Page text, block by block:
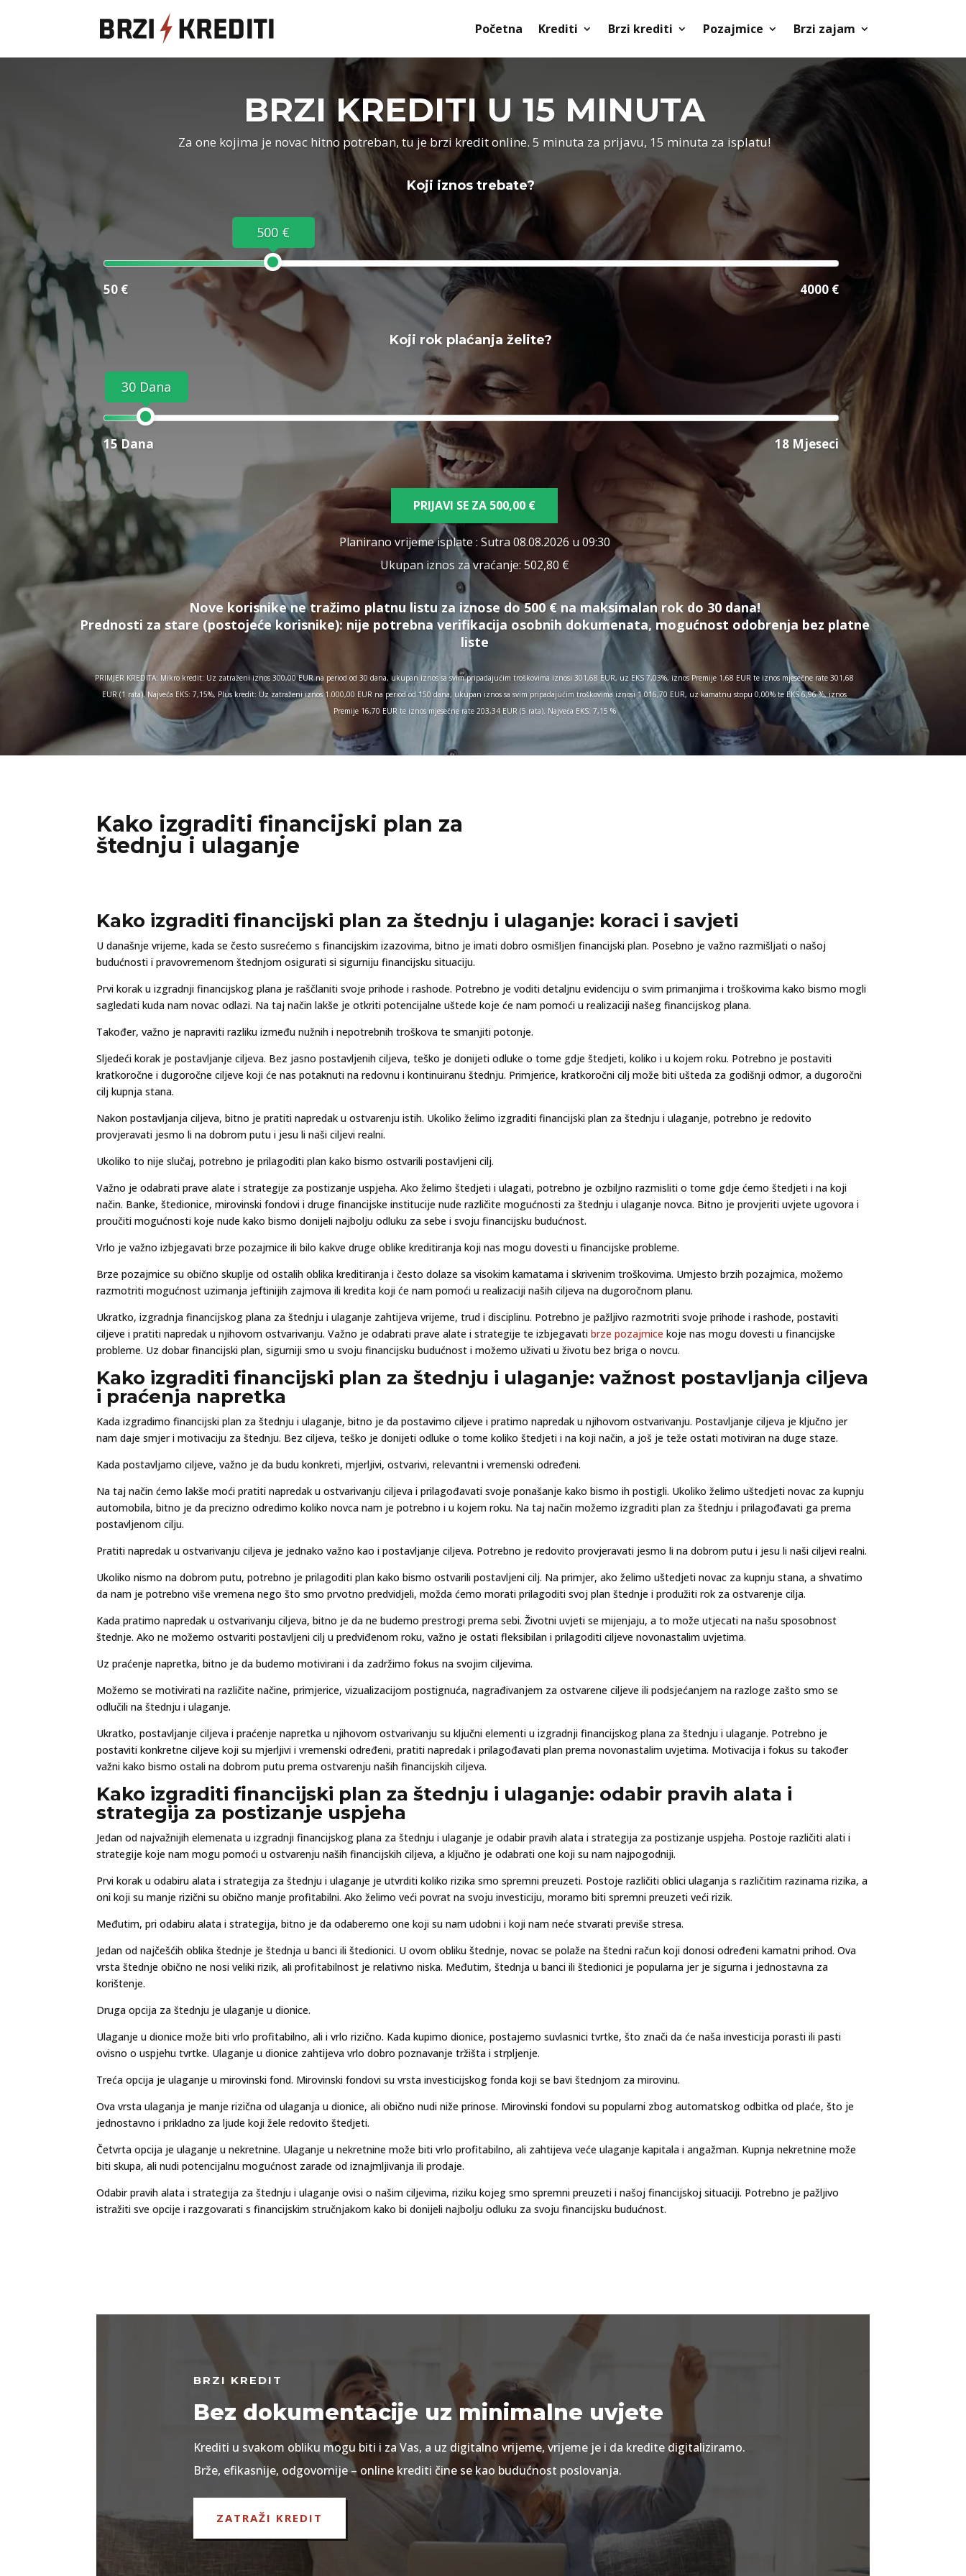
Početna Krediti Brzi krediti Pozajmice Brzi zajam
BRZI KREDITI U 15 MINUTA
Za one kojima je novac hitno potreban, tu je brzi kredit online. 5 minuta za prijavu, 15 minuta za isplatu!
Koji iznos trebate?
500 €
50 € 4000 €
Koji rok plaćanja želite?
30 Dana
15 Dana 18 Mjeseci
PRIJAVI SE ZA 500,00 €
Planirano vrijeme isplate : Sutra 08.08.2026 u 09:30
Ukupan iznos za vraćanje: 502,80 €
Nove korisnike ne tražimo platnu listu za iznose do 500 € na maksimalan rok do 30 dana!
Prednosti za stare (postojeće korisnike): nije potrebna verifikacija osobnih dokumenata, mogućnost odobrenja bez platne
liste
PRIMJER KREDITA: Mikro kredit: Uz zatraženi iznos 300,00 EUR na period od 30 dana, ukupan iznos sa svim pripadajućim troškovima iznosi 301,68 EUR, uz EKS 7,03%, iznos Premije 1,68 EUR te iznos mjesečne rate 301,68
EUR (1 rata). Najveća EKS: 7,15%, Plus kredit: Uz zatraženi iznos 1.000,00 EUR na period od 150 dana, ukupan iznos sa svim pripadajućim troškovima iznosi 1.016,70 EUR, uz kamatnu stopu 0,00% te EKS 6,96 %, iznos
Premije 16,70 EUR te iznos mjesečne rate 203,34 EUR (5 rata). Najveća EKS: 7,15 %
Kako izgraditi financijski plan za
štednju i ulaganje
Kako izgraditi financijski plan za štednju i ulaganje: koraci i savjeti
U današnje vrijeme, kada se često susrećemo s financijskim izazovima, bitno je imati dobro osmišljen financijski plan. Posebno je važno razmišljati o našoj
budućnosti i pravovremenom štednjom osigurati si sigurniju financijsku situaciju.
Prvi korak u izgradnji financijskog plana je raščlaniti svoje prihode i rashode. Potrebno je voditi detaljnu evidenciju o svim primanjima i troškovima kako bismo mogli
sagledati kuda nam novac odlazi. Na taj način lakše je otkriti potencijalne uštede koje će nam pomoći u realizaciji našeg financijskog plana.
Također, važno je napraviti razliku između nužnih i nepotrebnih troškova te smanjiti potonje.
Sljedeći korak je postavljanje ciljeva. Bez jasno postavljenih ciljeva, teško je donijeti odluke o tome gdje štedjeti, koliko i u kojem roku. Potrebno je postaviti
kratkoročne i dugoročne ciljeve koji će nas potaknuti na redovnu i kontinuiranu štednju. Primjerice, kratkoročni cilj može biti ušteda za godišnji odmor, a dugoročni
cilj kupnja stana.
Nakon postavljanja ciljeva, bitno je pratiti napredak u ostvarenju istih. Ukoliko želimo izgraditi financijski plan za štednju i ulaganje, potrebno je redovito
provjeravati jesmo li na dobrom putu i jesu li naši ciljevi realni.
Ukoliko to nije slučaj, potrebno je prilagoditi plan kako bismo ostvarili postavljeni cilj.
Važno je odabrati prave alate i strategije za postizanje uspjeha. Ako želimo štedjeti i ulagati, potrebno je ozbiljno razmisliti o tome gdje ćemo štedjeti i na koji
način. Banke, štedionice, mirovinski fondovi i druge financijske institucije nude različite mogućnosti za štednju i ulaganje novca. Bitno je provjeriti uvjete ugovora i
proučiti mogućnosti koje nude kako bismo donijeli najbolju odluku za sebe i svoju financijsku budućnost.
Vrlo je važno izbjegavati brze pozajmice ili bilo kakve druge oblike kreditiranja koji nas mogu dovesti u financijske probleme.
Brze pozajmice su obično skuplje od ostalih oblika kreditiranja i često dolaze sa visokim kamatama i skrivenim troškovima. Umjesto brzih pozajmica, možemo
razmotriti mogućnost uzimanja jeftinijih zajmova ili kredita koji će nam pomoći u realizaciji naših ciljeva na dugoročnom planu.
Ukratko, izgradnja financijskog plana za štednju i ulaganje zahtijeva vrijeme, trud i disciplinu. Potrebno je pažljivo razmotriti svoje prihode i rashode, postaviti
ciljeve i pratiti napredak u njihovom ostvarivanju. Važno je odabrati prave alate i strategije te izbjegavatibrze pozajmice koje nas mogu dovesti u financijske
probleme. Uz dobar financijski plan, sigurniji smo u svoju financijsku budućnost i možemo uživati u životu bez briga o novcu.
Kako izgraditi financijski plan za štednju i ulaganje: važnost postavljanja ciljeva
i praćenja napretka
Kada izgradimo financijski plan za štednju i ulaganje, bitno je da postavimo ciljeve i pratimo napredak u njihovom ostvarivanju. Postavljanje ciljeva je ključno jer
nam daje smjer i motivaciju za štednju. Bez ciljeva, teško je donijeti odluke o tome koliko štedjeti i na koji način, a još je teže ostati motiviran na duge staze.
Kada postavljamo ciljeve, važno je da budu konkreti, mjerljivi, ostvarivi, relevantni i vremenski određeni.
Na taj način ćemo lakše moći pratiti napredak u ostvarivanju ciljeva i prilagođavati svoje ponašanje kako bismo ih postigli. Ukoliko želimo uštedjeti novac za kupnju
automobila, bitno je da precizno odredimo koliko novca nam je potrebno i u kojem roku. Na taj način možemo izgraditi plan za štednju i prilagođavati ga prema
postavljenom cilju.
Pratiti napredak u ostvarivanju ciljeva je jednako važno kao i postavljanje ciljeva. Potrebno je redovito provjeravati jesmo li na dobrom putu i jesu li naši ciljevi realni.
Ukoliko nismo na dobrom putu, potrebno je prilagoditi plan kako bismo ostvarili postavljeni cilj. Na primjer, ako želimo uštedjeti novac za kupnju stana, a shvatimo
da nam je potrebno više vremena nego što smo prvotno predvidjeli, možda ćemo morati prilagoditi svoj plan štednje i produžiti rok za ostvarenje cilja.
Kada pratimo napredak u ostvarivanju ciljeva, bitno je da ne budemo prestrogi prema sebi. Životni uvjeti se mijenjaju, a to može utjecati na našu sposobnost
štednje. Ako ne možemo ostvariti postavljeni cilj u predviđenom roku, važno je ostati fleksibilan i prilagoditi ciljeve novonastalim uvjetima.
Uz praćenje napretka, bitno je da budemo motivirani i da zadržimo fokus na svojim ciljevima.
Možemo se motivirati na različite načine, primjerice, vizualizacijom postignuća, nagrađivanjem za ostvarene ciljeve ili podsjećanjem na razloge zašto smo se
odlučili na štednju i ulaganje.
Ukratko, postavljanje ciljeva i praćenje napretka u njihovom ostvarivanju su ključni elementi u izgradnji financijskog plana za štednju i ulaganje. Potrebno je
postaviti konkretne ciljeve koji su mjerljivi i vremenski određeni, pratiti napredak i prilagođavati plan prema novonastalim uvjetima. Motivacija i fokus su također
važni kako bismo ostali na dobrom putu prema ostvarenju naših financijskih ciljeva.
Kako izgraditi financijski plan za štednju i ulaganje: odabir pravih alata i
strategija za postizanje uspjeha
Jedan od najvažnijih elemenata u izgradnji financijskog plana za štednju i ulaganje je odabir pravih alata i strategija za postizanje uspjeha. Postoje različiti alati i
strategije koje nam mogu pomoći u ostvarenju naših financijskih ciljeva, a ključno je odabrati one koji su nam najpogodniji.
Prvi korak u odabiru alata i strategija za štednju i ulaganje je utvrditi koliko rizika smo spremni preuzeti. Postoje različiti oblici ulaganja s različitim razinama rizika, a
oni koji su manje rizični su obično manje profitabilni. Ako želimo veći povrat na svoju investiciju, moramo biti spremni preuzeti veći rizik.
Međutim, pri odabiru alata i strategija, bitno je da odaberemo one koji su nam udobni i koji nam neće stvarati previše stresa.
Jedan od najčešćih oblika štednje je štednja u banci ili štedionici. U ovom obliku štednje, novac se polaže na štedni račun koji donosi određeni kamatni prihod. Ova
vrsta štednje obično ne nosi veliki rizik, ali profitabilnost je relativno niska. Međutim, štednja u banci ili štedionici je popularna jer je sigurna i jednostavna za
korištenje.
Druga opcija za štednju je ulaganje u dionice.
Ulaganje u dionice može biti vrlo profitabilno, ali i vrlo rizično. Kada kupimo dionice, postajemo suvlasnici tvrtke, što znači da će naša investicija porasti ili pasti
ovisno o uspjehu tvrtke. Ulaganje u dionice zahtijeva vrlo dobro poznavanje tržišta i strpljenje.
Treća opcija je ulaganje u mirovinski fond. Mirovinski fondovi su vrsta investicijskog fonda koji se bavi štednjom za mirovinu.
Ova vrsta ulaganja je manje rizična od ulaganja u dionice, ali obično nudi niže prinose. Mirovinski fondovi su popularni zbog automatskog odbitka od plaće, što je
jednostavno i prikladno za ljude koji žele redovito štedjeti.
Četvrta opcija je ulaganje u nekretnine. Ulaganje u nekretnine može biti vrlo profitabilno, ali zahtijeva veće ulaganje kapitala i angažman. Kupnja nekretnine može
biti skupa, ali nudi potencijalnu mogućnost zarade od iznajmljivanja ili prodaje.
Odabir pravih alata i strategija za štednju i ulaganje ovisi o našim ciljevima, riziku kojeg smo spremni preuzeti i našoj financijskoj situaciji. Potrebno je pažljivo
istražiti sve opcije i razgovarati s financijskim stručnjakom kako bi donijeli najbolju odluku za svoju financijsku budućnost.
BRZI KREDIT
Bez dokumentacije uz minimalne uvjete
Krediti u svakom obliku mogu biti i za Vas, a uz digitalno vrijeme, vrijeme je i da kredite digitaliziramo.
Brže, efikasnije, odgovornije – online krediti čine se kao budućnost poslovanja.
ZATRAŽI KREDIT